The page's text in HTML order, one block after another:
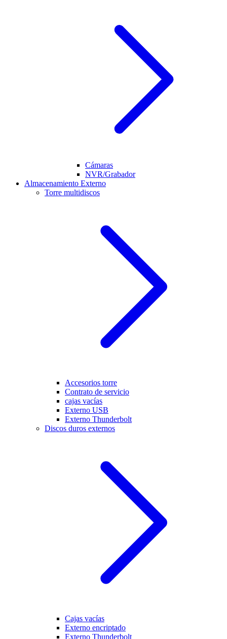
Cámaras
NVR/Grabador
Almacenamiento Externo
Torre multidiscos
Accesorios torre
Contrato de servicio
cajas vacías
Externo USB
Externo Thunderbolt
Discos duros externos
Cajas vacías
Externo encriptado
Externo Thunderbolt